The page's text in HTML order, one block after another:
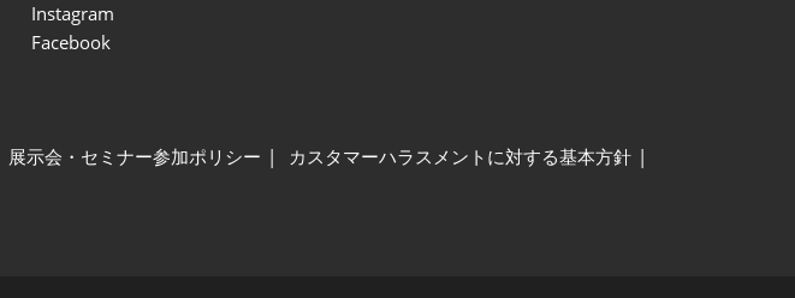
Instagram
Facebook
展示会・セミナー参加ポリシー
カスタマーハラスメントに対する基本方針